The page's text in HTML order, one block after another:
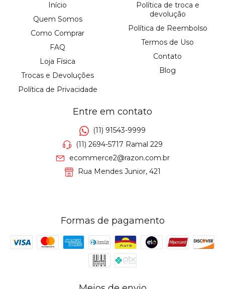
Início
Quem Somos
Como Comprar
FAQ
Loja Física
Trocas e Devoluções
Política de Privacidade
Política de troca e
devolução
Política de Reembolso
Termos de Uso
Contato
Blog
Entre em contato
(11) 91543-9999
(11) 2694-5717 Ramal 229
ecommerce2@razon.com.br
Rua Mendes Junior, 421
Formas de pagamento